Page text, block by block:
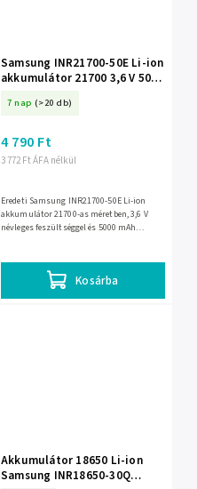
Samsung INR21700-50E Li-ion
akkumulátor 21700 3,6 V 5000
7 nap (>20 db)
3 772 Ft ÁFA nélkül
4 790 Ft
Kosárba
Eredeti Samsung INR21700-50E Li-ion
akkumulátor 21700-as méretben, 3,6 V
névleges feszültséggel és 5000 mAh
Akkumulátor 18650 Li-ion
Samsung INR18650-30Q